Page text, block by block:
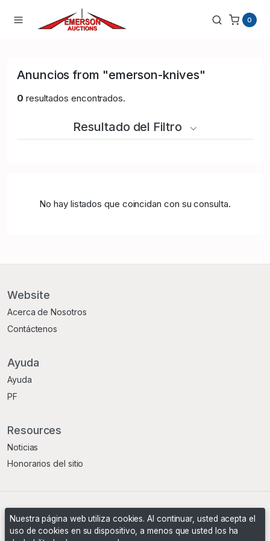
0
Anuncios from "emerson-knives"
0 resultados encontrados.
Resultado del Filtro
No hay listados que coincidan con su consulta.
Website
Acerca de Nosotros
Contáctenos
Ayuda
Ayuda
PF
Resources
Noticias
Honorarios del sitio
Términos Y Condiciones Política De Privacidad
Nuestra página web utiliza cookies. Al continuar, usted acepta el
uso de cookies en su dispositivo, a menos que usted los ha